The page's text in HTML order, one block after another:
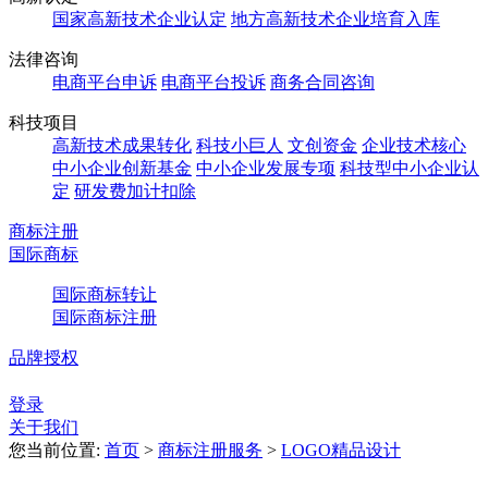
国家高新技术企业认定 地方高新技术企业培育入库
法律咨询
电商平台申诉 电商平台投诉 商务合同咨询
科技项目
高新技术成果转化 科技小巨人 文创资金 企业技术核心
中小企业创新基金 中小企业发展专项 科技型中小企业认
定 研发费加计扣除
商标注册
国际商标
国际商标转让
国际商标注册
品牌授权
登录
关于我们
您当前位置: 首页 > 商标注册服务 > LOGO精品设计